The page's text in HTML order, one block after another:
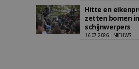
Hitte en
zetten bomen
schijnwerpers
16-07-2026 | NIEUWS